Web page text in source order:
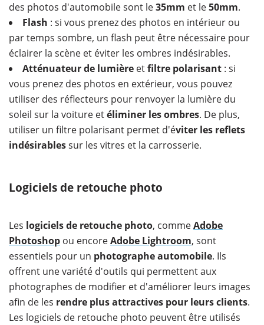
des photos d'automobile sont le35mm et le50mm.
Flash : si vous prenez des photos en intérieur ou
par temps sombre, un flash peut être nécessaire pour
éclairer la scène et éviter les ombres indésirables.
Atténuateur de lumière etfiltre polarisant : si
vous prenez des photos en extérieur, vous pouvez
utiliser des réflecteurs pour renvoyer la lumière du
soleil sur la voiture etéliminer les ombres. De plus,
utiliser un filtre polarisant permet d'éviter les reflets
indésirablessur les vitres et la carrosserie.
Logiciels de retouche photo
Les logiciels de retouche photo, commeAdobe
Photoshop ou encoreAdobe Lightroom, sont
essentiels pour un photographe automobile. Ils
offrent une variété d'outils qui permettent aux
photographes de modifier et d'améliorer leurs images
afin de les rendre plus attractives pour leurs clients.
Les logiciels de retouche photo peuvent être utilisés